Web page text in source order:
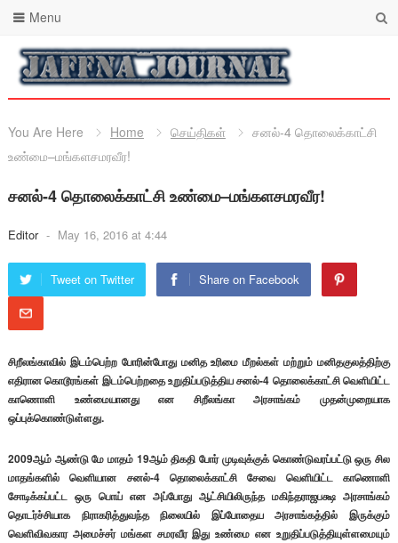
Menu
You Are Here Home செய்திகள்
சனல்-4 தொலைக்காட்சி
உண்மை–மங்களசமரவீர!
சனல்-4 தொலைக்காட்சி உண்மை–மங்களசமரவீர!
Editor - May 16, 2016 at 4:44
Tweet on Twitter Share on Facebook
சிறீலங்காவில் இடம்பெற்ற போரின்போது மனித உரிமை மீறல்கள் மற்றும் மனிதகுலத்திற்கு
எதிரான கொடூரங்கள் இடம்பெற்றதை உறுதிப்படுத்திய சனல்-4 தொலைக்காட்சி வெளியிட்ட
காணொளி உண்மையானது என சிறீலங்கா அரசாங்கம் முதன்முறையாக
ஒப்புக்கொண்டுள்ளது.
2009ஆம் ஆண்டு மே மாதம் 19ஆம் திகதி போர் முடிவுக்குக் கொண்டுவரப்பட்டு ஒரு சில
மாதங்களில் வெளியான சனல்-4 தொலைக்காட்சி சேவை வெளியிட்ட காணொளி
சோடிக்கப்பட்ட ஒரு பொய் என அப்போது ஆட்சியிலிருந்த மகிந்தராஜபக்ஷ அரசாங்கம்
தொடர்ச்சியாக நிராகரித்துவந்த நிலையில் இப்போதைய அரசாங்கத்தில் இருக்கும்
வெளிவிவகார அமைச்சர் மங்கள சமரவீர இது உண்மை என உறுதிப்படுத்தியுள்ளமையும்